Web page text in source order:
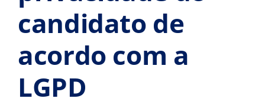
candidato de
acordo com a
LGPD